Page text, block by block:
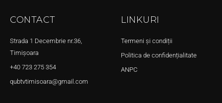
CONTACT
Strada 1 Decembrie nr.36,
Timișoara
+40 723 275 354
qubtvtimisoara@gmail.com
LINKURI
Termeni și condiții
Politica de confidențialitate
ANPC